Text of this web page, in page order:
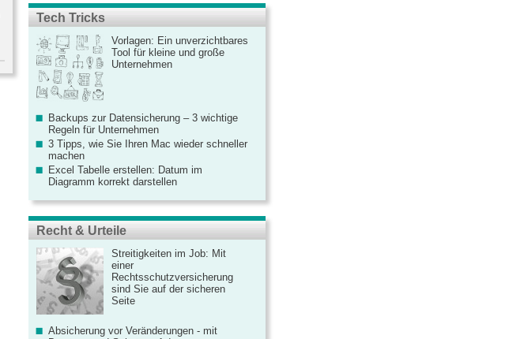
Tech Tricks
Vorlagen: Ein unverzichtbares
Tool für kleine und große
Unternehmen
Backups zur Datensicherung – 3 wichtige
Regeln für Unternehmen
3 Tipps, wie Sie Ihren Mac wieder schneller
machen
Excel Tabelle erstellen: Datum im
Diagramm korrekt darstellen
Recht & Urteile
Streitigkeiten im Job: Mit
einer
Rechtsschutzversicherung
sind Sie auf der sicheren
Seite
Absicherung vor Veränderungen - mit